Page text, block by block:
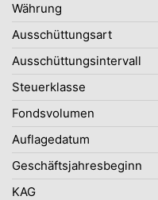
Währung
Ausschüttungsart
Ausschüttungsintervall
Steuerklasse
Fondsvolumen
Auflagedatum
Geschäftsjahresbeginn
KAG